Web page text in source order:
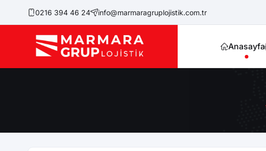
0216 394 46 24 info@marmaragruplojistik.com.tr
Anasayfa